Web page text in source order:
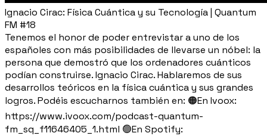
Ignacio Cirac: Física Cuántica y su Tecnología | Quantum
FM #18
Tenemos el honor de poder entrevistar a uno de los
españoles con más posibilidades de llevarse un nóbel: la
persona que demostró que los ordenadores cuánticos
podían construirse. Ignacio Cirac. Hablaremos de sus
desarrollos teóricos en la física cuántica y sus grandes
logros. Podéis escucharnos también en: 🟠En Ivoox:
https://www.ivoox.com/podcast-quantum-
fm_sq_f11646405_1.html 🟢En Spotify: